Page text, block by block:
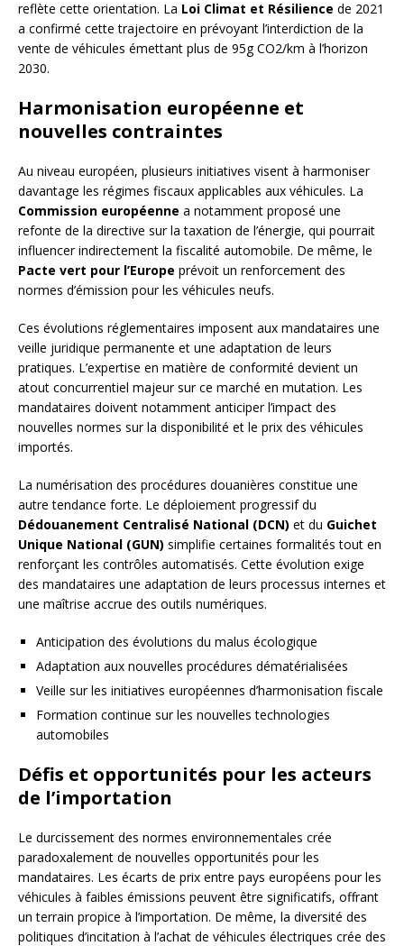
reflète cette orientation. La Loi Climat et Résilience de 2021
a confirmé cette trajectoire en prévoyant l’interdiction de la
vente de véhicules émettant plus de 95g CO2/km à l’horizon
2030.
Harmonisation européenne et
nouvelles contraintes
Au niveau européen, plusieurs initiatives visent à harmoniser
davantage les régimes fiscaux applicables aux véhicules. La
Commission européenne a notamment proposé une
refonte de la directive sur la taxation de l’énergie, qui pourrait
influencer indirectement la fiscalité automobile. De même, le
Pacte vert pour l’Europe prévoit un renforcement des
normes d’émission pour les véhicules neufs.
Ces évolutions réglementaires imposent aux mandataires une
veille juridique permanente et une adaptation de leurs
pratiques. L’expertise en matière de conformité devient un
atout concurrentiel majeur sur ce marché en mutation. Les
mandataires doivent notamment anticiper l’impact des
nouvelles normes sur la disponibilité et le prix des véhicules
importés.
La numérisation des procédures douanières constitue une
autre tendance forte. Le déploiement progressif du
Dédouanement Centralisé National (DCN) et du Guichet
Unique National (GUN) simplifie certaines formalités tout en
renforçant les contrôles automatisés. Cette évolution exige
des mandataires une adaptation de leurs processus internes et
une maîtrise accrue des outils numériques.
Anticipation des évolutions du malus écologique
Adaptation aux nouvelles procédures dématérialisées
Veille sur les initiatives européennes d’harmonisation fiscale
Formation continue sur les nouvelles technologies
automobiles
Défis et opportunités pour les acteurs
de l’importation
Le durcissement des normes environnementales crée
paradoxalement de nouvelles opportunités pour les
mandataires. Les écarts de prix entre pays européens pour les
véhicules à faibles émissions peuvent être significatifs, offrant
un terrain propice à l’importation. De même, la diversité des
politiques d’incitation à l’achat de véhicules électriques crée des